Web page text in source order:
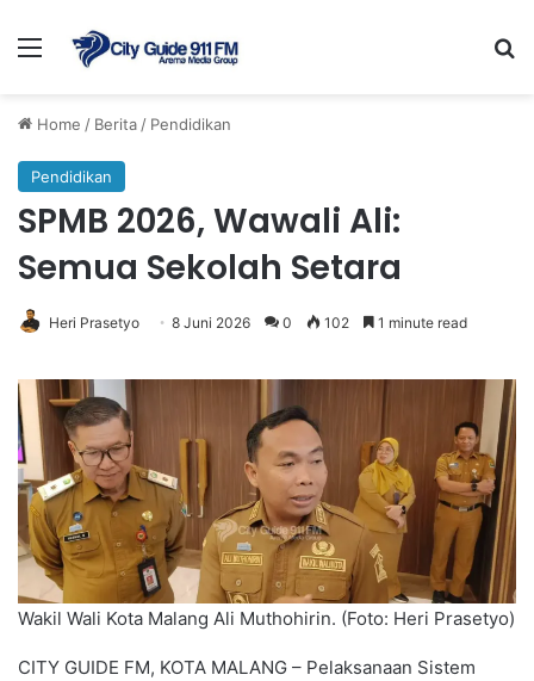
Menu
Home / Berita / Pendidikan
Pendidikan
SPMB 2026, Wawali Ali:
Semua Sekolah Setara
Heri Prasetyo 8 Juni 2026 0 102 1 minute read
Wakil Wali Kota Malang Ali Muthohirin. (Foto: Heri Prasetyo)
CITY GUIDE FM, KOTA MALANG – Pelaksanaan Sistem